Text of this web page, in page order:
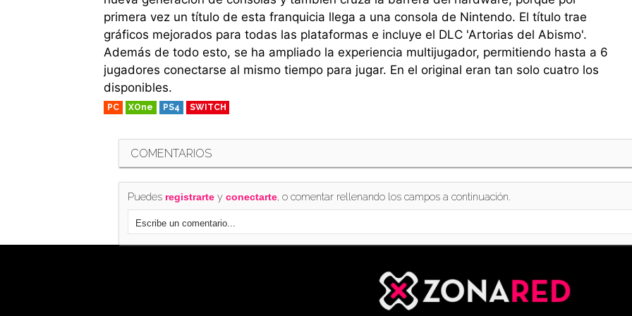
primera vez un título de esta franquicia llega a una consola de Nintendo. El título trae
gráficos mejorados para todas las plataformas e incluye el DLC 'Artorias del Abismo'.
Además de todo esto, se ha ampliado la experiencia multijugador, permitiendo hasta a 6
jugadores conectarse al mismo tiempo para jugar. En el original eran tan solo cuatro los
disponibles.
PC XOne PS4 SWITCH
COMENTARIOS
Puedes registrartey conectarte, o comentar rellenando los campos a continuación.